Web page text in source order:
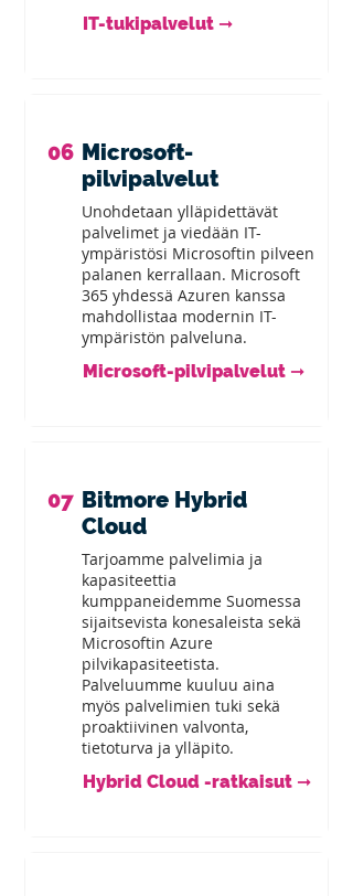
IT-tukipalvelut ➞
06 Microsoft-
pilvipalvelut
Unohdetaan ylläpidettävät
palvelimet ja viedään IT-
ympäristösi Microsoftin pilveen
palanen kerrallaan. Microsoft
365 yhdessä Azuren kanssa
mahdollistaa modernin IT-
ympäristön palveluna.
Microsoft-pilvipalvelut ➞
07 Bitmore Hybrid
Cloud
Tarjoamme palvelimia ja
kapasiteettia
kumppaneidemme Suomessa
sijaitsevista konesaleista sekä
Microsoftin Azure
pilvikapasiteetista.
Palveluumme kuuluu aina
myös palvelimien tuki sekä
proaktiivinen valvonta,
tietoturva ja ylläpito.
Hybrid Cloud -ratkaisut ➞